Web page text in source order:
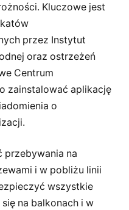
Kluczowe jest
przez Instytut
oraz ostrzeżeń
Centrum
zainstalować aplikację
o
przebywania na
i w pobliżu linii
wszystkie
na balkonach i w